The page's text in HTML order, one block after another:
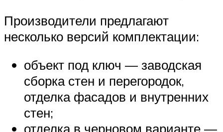
Производители предлагают
несколько версий комплектации:
объект под ключ — заводская
сборка стен и перегородок,
отделка фасадов и внутренних
стен;
отделка в черновом варианте —